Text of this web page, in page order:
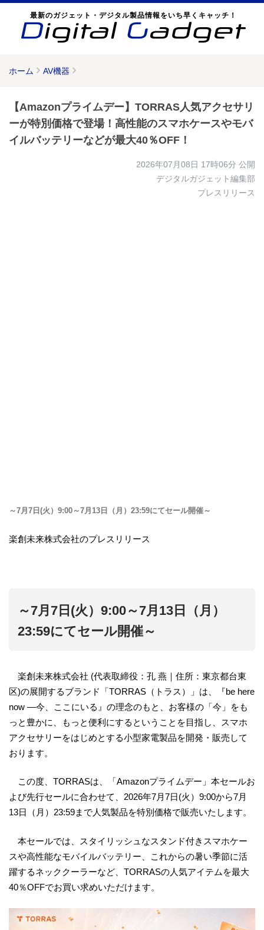
最新のガジェット・デジタル製品情報をいち早くキャッチ！
ホーム AV機器
【Amazonプライムデー】TORRAS人気アクセサリ
ーが特別価格で登場！高性能のスマホケースやモバ
イルバッテリーなどが最大40％OFF！
2026年07月08日 17時06分 公開
デジタルガジェット編集部
プレスリリース
～7月7日(火）9:00～7月13日（月）23:59にてセール開催～
楽創未来株式会社のプレスリリース
～7月7日(火）9:00～7月13日（月）
23:59にてセール開催～
楽創未来株式会社 (代表取締役：孔 燕｜住所：東京都台東
区)の展開するブランド「TORRAS（トラス）」は、『be here
now ―今、ここにいる』の理念のもと、お客様の「今」をも
っと豊かに、もっと便利にするということを目指し、スマホ
アクセサリーをはじめとする小型家電製品を開発・販売して
おります。
この度、TORRASは、「Amazonプライムデー」本セールお
よび先行セールに合わせて、2026年7月7日(火）9:00から7月
13日（月）23:59まで人気製品を特別価格で販売いたします。
本セールでは、スタイリッシュなスタンド付きスマホケー
スや高性能なモバイルバッテリー、これからの暑い季節に活
躍するネッククーラーなど、TORRASの人気アイテムを最大
40％OFFでお買い求めいただけます。